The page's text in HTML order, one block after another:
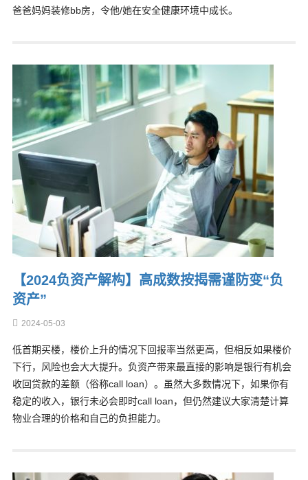
爸爸妈妈装修bb房，令他/她在安全健康环境中成长。
【2024负资产解构】高成数按揭需谨防变“负
资产”
2024-05-03
低首期买楼，楼价上升的情况下回报率当然更高，但相反如果楼价
下行，风险也会大大提升。负资产带来最直接的影响是银行有机会
收回贷款的差额（俗称call loan）。虽然大多数情况下，如果你有
稳定的收入，银行未必会即时call loan，但仍然建议大家清楚计算
物业合理的价格和自己的负担能力。